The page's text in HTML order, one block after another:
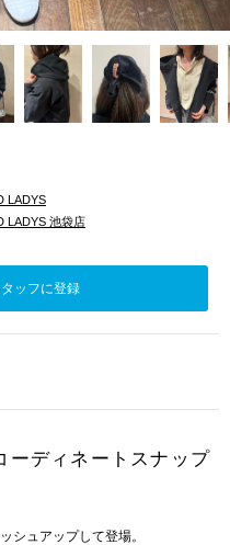
LADYS
LADYS 池袋店
ッフに登録
ーディネートスナップ
シュアップして登場。